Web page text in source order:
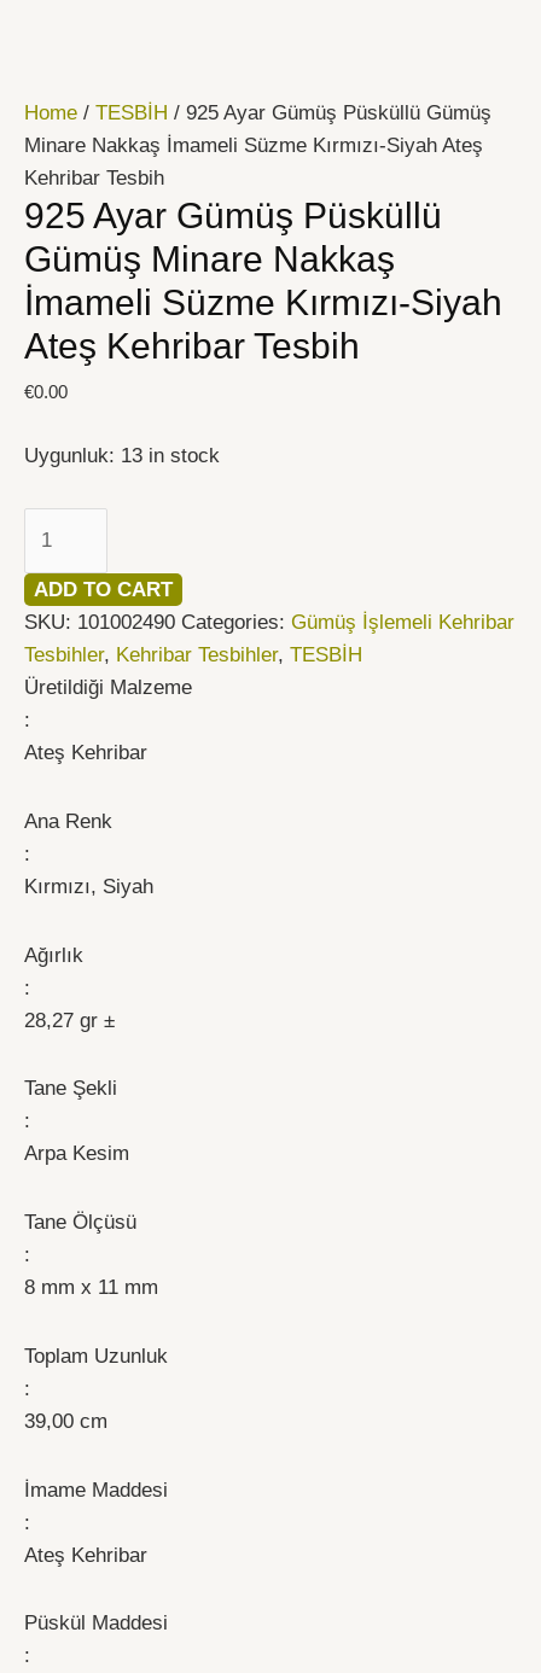
Home / TESBİH / 925 Ayar Gümüş Püsküllü Gümüş
Minare Nakkaş İmameli Süzme Kırmızı-Siyah Ateş
Kehribar Tesbih
925 Ayar Gümüş Püsküllü
Gümüş Minare Nakkaş
İmameli Süzme Kırmızı-Siyah
Ateş Kehribar Tesbih
€0.00
Uygunluk: 13 in stock
Püsküllü
Gümüş
Minare
Nakkaş
İmameli
Süzme
Kırmızı-
Siyah
Kehribar
quantity
ADD TO CART
SKU: 101002490 Categories: Gümüş İşlemeli Kehribar
Tesbihler, Kehribar Tesbihler, TESBİH
Üretildiği Malzeme
:
Ateş Kehribar
Ana Renk
:
Kırmızı, Siyah
Ağırlık
:
28,27 gr ±
Tane Şekli
:
Arpa Kesim
Tane Ölçüsü
:
8 mm x 11 mm
Toplam Uzunluk
:
39,00 cm
İmame Maddesi
:
Ateş Kehribar
Püskül Maddesi
: